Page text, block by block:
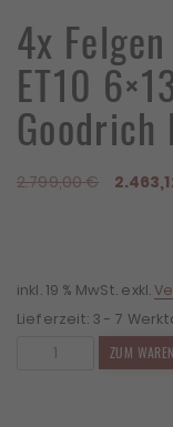
4x
ET10
Goodrich
2.799,00€
inkl. 19 % MwSt. exkl.
Lieferzeit: 3 - 7
ZUM